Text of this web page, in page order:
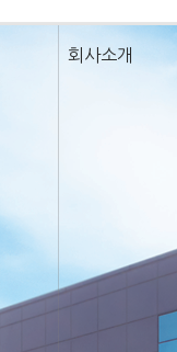
회사소개